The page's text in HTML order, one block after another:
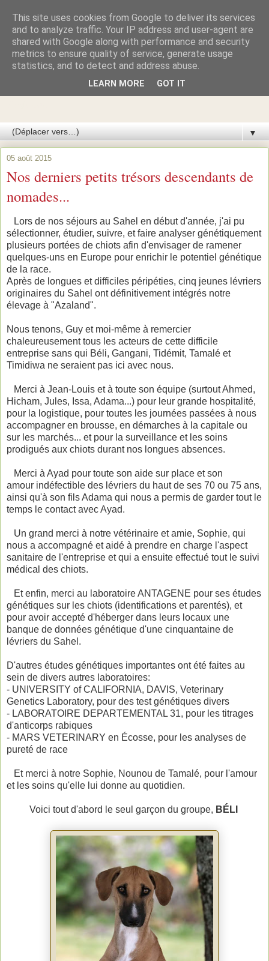
Azawakhs & Taïgans de
GARDE-ÉPÉE
▼
05 août 2015
Nos derniers petits trésors descendants de
nomades...
Lors de nos séjours au Sahel en début d'année, j'ai pu
sélectionner, étudier, suivre, et faire analyser génétiquement
plusieurs portées de chiots afin d'envisager de ramener
quelques-uns en Europe pour enrichir le potentiel génétique
de la race.
Après de longues et difficiles péripéties, cinq jeunes lévriers
originaires du Sahel ont définitivement intégrés notre
élevage à "Azaland".
Nous tenons, Guy et moi-même à remercier
chaleureusement tous les acteurs de cette difficile
entreprise sans qui Béli, Gangani, Tidémit, Tamalé et
Timidiwa ne seraient pas ici avec nous.
Merci à Jean-Louis et à toute son équipe (surtout Ahmed,
Hicham, Jules, Issa, Adama...) pour leur grande hospitalité,
pour la logistique, pour toutes les journées passées à nous
accompagner en brousse, en démarches à la capitale ou
sur les marchés... et pour la surveillance et les soins
prodigués aux chiots durant nos longues absences.
Merci à Ayad pour toute son aide sur place et son
amour indéfectible des lévriers du haut de ses 70 ou 75 ans,
ainsi qu'à son fils Adama qui nous a permis de garder tout le
temps le contact avec Ayad.
Un grand merci à notre vétérinaire et amie, Sophie, qui
nous a accompagné et aidé à prendre en charge l'aspect
sanitaire de l'entreprise et qui a ensuite effectué tout le suivi
médical des chiots.
Et enfin, merci au laboratoire ANTAGENE pour ses études
génétiques sur les chiots (identifications et parentés), et
pour avoir accepté d'héberger dans leurs locaux une
banque de données génétique d'une cinquantaine de
lévriers du Sahel.
D'autres études génétiques importantes ont été faites au
sein de divers autres laboratoires:
- UNIVERSITY of CALIFORNIA, DAVIS, Veterinary
Genetics Laboratory, pour des test génétiques divers
- LABORATOIRE DEPARTEMENTAL 31, pour les titrages
d'anticorps rabiques
- MARS VETERINARY en Écosse, pour les analyses de
pureté de race
Et merci à notre Sophie, Nounou de Tamalé, pour l'amour
et les soins qu'elle lui donne au quotidien.
Voici tout d'abord le seul garçon du groupe, BÉLI
This site uses cookies from Google to deliver its services
and to analyze traffic. Your IP address and user-agent are
shared with Google along with performance and security
metrics to ensure quality of service, generate usage
statistics, and to detect and address abuse.
LEARN MORE GOT IT